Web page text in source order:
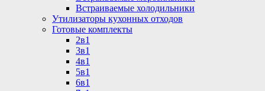
Встраиваемые холодильники
Утилизаторы кухонных отходов
Готовые комплекты
2в1
3в1
4в1
5в1
6в1